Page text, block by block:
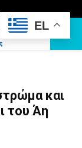
και
του Άη
EL